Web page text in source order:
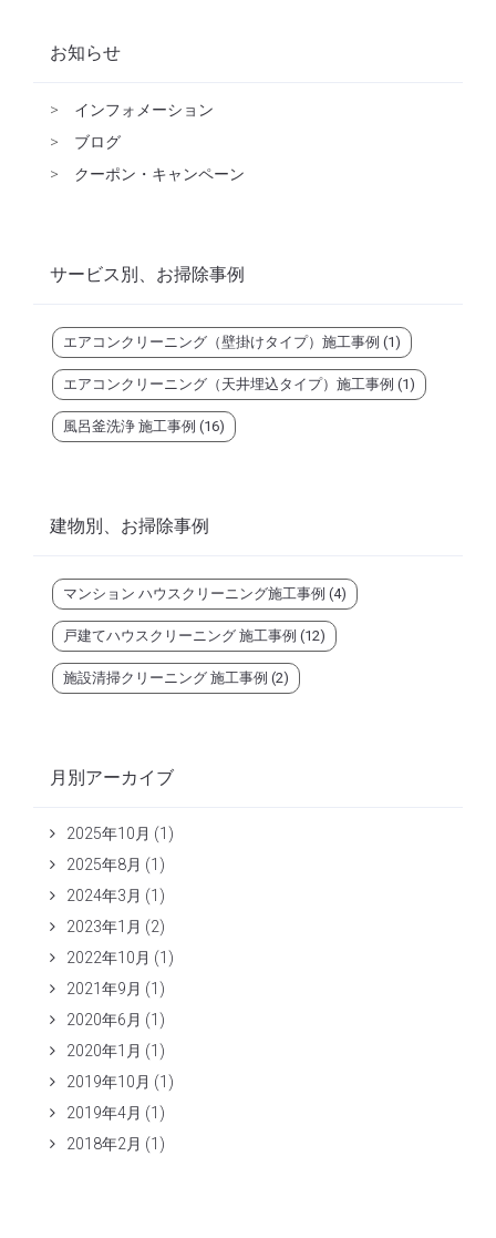
お知らせ
> インフォメーション
> ブログ
> クーポン・キャンペーン
サービス別、お掃除事例
エアコンクリーニング（壁掛けタイプ）施工事例 (1)
エアコンクリーニング（天井埋込タイプ）施工事例 (1)
風呂釜洗浄 施工事例 (16)
建物別、お掃除事例
マンション ハウスクリーニング施工事例 (4)
戸建てハウスクリーニング 施工事例 (12)
施設清掃クリーニング 施工事例 (2)
月別アーカイブ
2025年10月 (1)
2025年8月 (1)
2024年3月 (1)
2023年1月 (2)
2022年10月 (1)
2021年9月 (1)
2020年6月 (1)
2020年1月 (1)
2019年10月 (1)
2019年4月 (1)
2018年2月 (1)